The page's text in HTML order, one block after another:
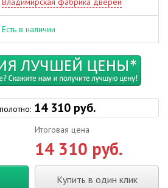
Есть в наличии
14 310 руб.
Итоговая цена
14 310 руб.
Купить в один клик